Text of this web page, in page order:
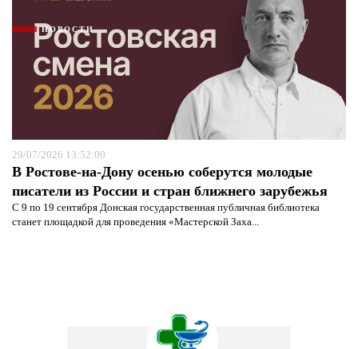
НОВОСТИ
29/07/2026 13:52:00
В Ростове-на-Дону осенью соберутся молодые
писатели из России и стран ближнего зарубежья
С 9 по 19 сентября Донская государственная публичная библиотека
станет площадкой для проведения «Мастерской Заха...